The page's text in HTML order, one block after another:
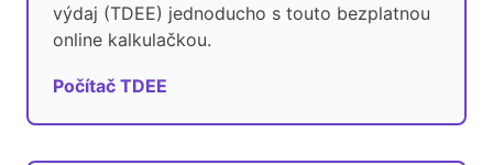
výdaj (TDEE) jednoducho s touto bezplatnou
online kalkulačkou.
Počítač TDEE